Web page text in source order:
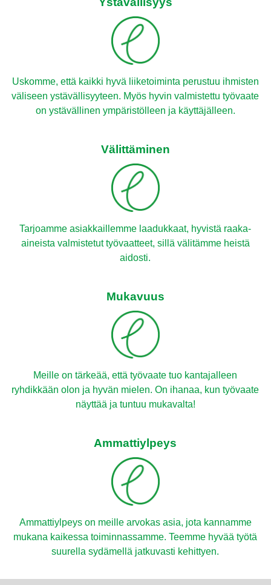
Uskomme, että kaikki hyvä liiketoiminta perustuu ihmisten
väliseen ystävällisyyteen. Myös hyvin valmistettu työvaate
on ystävällinen ympäristölleen ja käyttäjälleen.
Välittäminen
Tarjoamme asiakkaillemme laadukkaat, hyvistä raaka-
aineista valmistetut työvaatteet, sillä välitämme heistä
aidosti.
Mukavuus
Meille on tärkeää, että työvaate tuo kantajalleen
ryhdikkään olon ja hyvän mielen. On ihanaa, kun työvaate
näyttää ja tuntuu mukavalta!
Ammattiylpeys
Ammattiylpeys on meille arvokas asia, jota kannamme
mukana kaikessa toiminnassamme. Teemme hyvää työtä
suurella sydämellä jatkuvasti kehittyen.